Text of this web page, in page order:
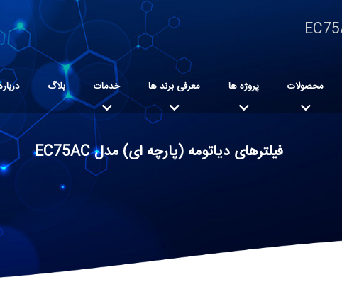
محصولات پروژه ها معرفی برند ها خدمات بلاگ
فیلترهای دیاتومه (پارچه ای) مدل EC75AC